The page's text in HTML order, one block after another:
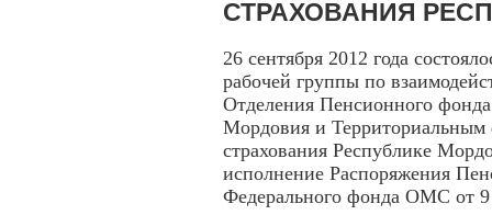
СТРАХОВАНИЯ
26 сентября 2012 года
рабочей группы по
Отделения Пенсионного
Мордовия и Территориальным
страхования Республике
исполнение Распоряжения
Федерального фонда ОМС от 9